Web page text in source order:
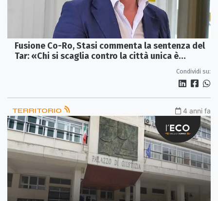
Fusione Co-Ro, Stasi commenta la sentenza del
Tar: «Chi si scaglia contro la città unica è
Condividi su:
TERRITORIO 4 anni fa